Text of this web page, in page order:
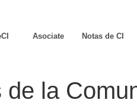
Asociate Notas de CI
la